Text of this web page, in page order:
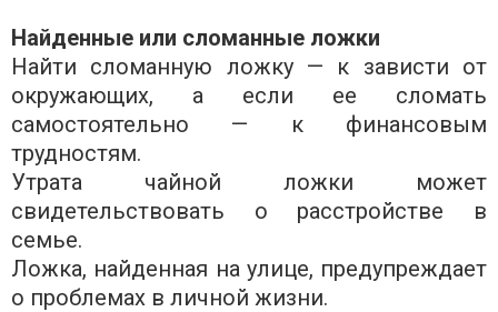
Найденные или сломанные ложки
Найти сломанную ложку — к зависти от
окружающих, а если ее сломать
самостоятельно — к финансовым
трудностям.
Утрата чайной ложки может
свидетельствовать о расстройстве в
семье.
Ложка, найденная на улице, предупреждает
о проблемах в личной жизни.